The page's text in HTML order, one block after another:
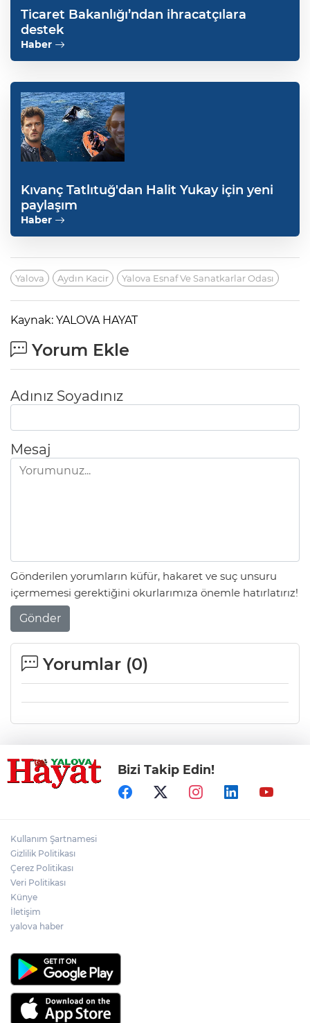
Ticaret Bakanlığı’ndan ihracatçılara
destek
Haber
Kıvanç Tatlıtuğ'dan Halit Yukay için yeni
paylaşım
Haber
Yalova Aydın Kacir Yalova Esnaf Ve Sanatkarlar Odası
Kaynak: YALOVA HAYAT
Yorum Ekle
Adınız Soyadınız
Mesaj
Gönderilen yorumların küfür, hakaret ve suç unsuru
içermemesi gerektiğini okurlarımıza önemle hatırlatırız!
Gönder
Yorumlar (0)
Bizi Takip Edin!
Kullanım Şartnamesi
Gizlilik Politikası
Çerez Politikası
Veri Politikası
Künye
İletişim
yalova haber